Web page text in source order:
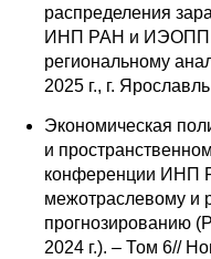
распределения
ИНП РАН и ИЭОПП
региональному
2025 г., г. Ярославль
Экономическая
и
конференции
межотраслевому и
прогнозированию
2024 г.). – Том 6//